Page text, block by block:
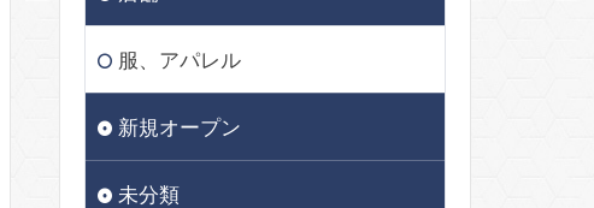
服、アパレル
新規オープン
未分類